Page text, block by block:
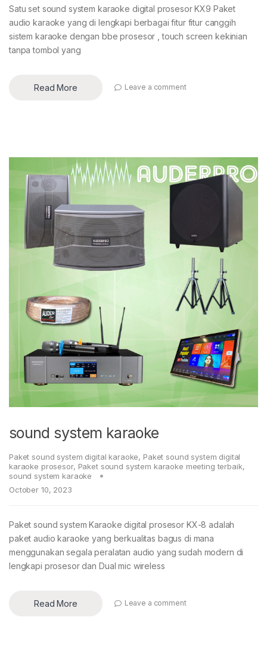
Satu set sound system karaoke digital prosesor KX9 Paket
audio karaoke yang di lengkapi berbagai fitur fitur canggih
sistem karaoke dengan bbe prosesor , touch screen kekinian
tanpa tombol yang
Read More Leave a comment
sound system karaoke
Paket sound system digital karaoke, Paket sound system digital
karaoke prosesor, Paket sound system karaoke meeting terbaik,
sound system karaoke
October 10, 2023
Paket sound system Karaoke digital prosesor KX-8 adalah
paket audio karaoke yang berkualitas bagus di mana
menggunakan segala peralatan audio yang sudah modern di
lengkapi prosesor dan Dual mic wireless
Read More Leave a comment